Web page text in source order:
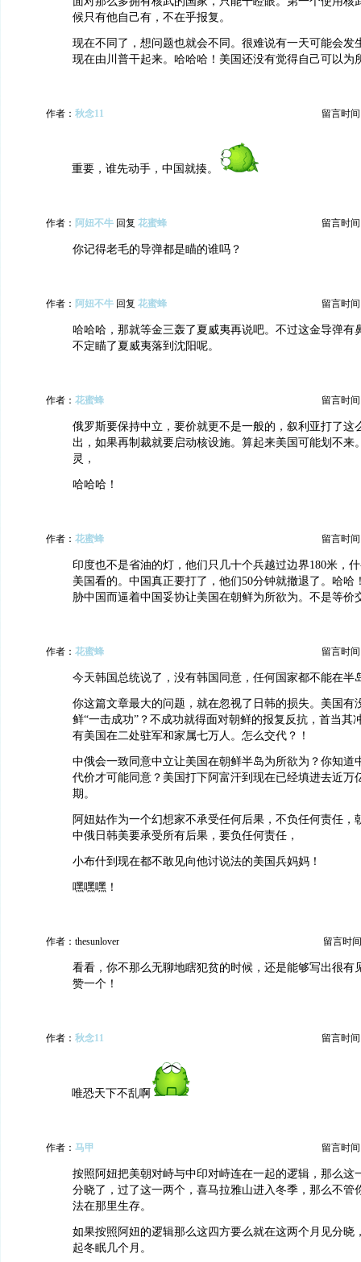
候只有他自己有，不在乎报复。
现在不同了，想问题也就会不同。很难说有一天可能会发
现在由川普干起来。哈哈哈！美国还没有觉得自己可以为
作者： 秋念11 留言时间
重要，谁先动手，中国就揍。
作者： 阿妞不牛 回复 花蜜蜂 留言时间
你记得老毛的导弹都是瞄的谁吗？
作者： 阿妞不牛 回复 花蜜蜂 留言时间
哈哈哈，那就等金三轰了夏威夷再说吧。不过这金导弹有
不定瞄了夏威夷落到沈阳呢。
作者： 花蜜蜂 留言时间
俄罗斯要保持中立，要价就更不是一般的，叙利亚打了这
出，如果再制裁就要启动核设施。算起来美国可能划不来
灵，
哈哈哈！
作者： 花蜜蜂 留言时间
印度也不是省油的灯，他们只几十个兵越过边界180米，
美国看的。中国真正要打了，他们50分钟就撤退了。哈哈
胁中国而逼着中国妥协让美国在朝鲜为所欲为。不是等价
作者： 花蜜蜂 留言时间
今天韩国总统说了，没有韩国同意，任何国家都不能在半
你这篇文章最大的问题，就在忽视了日韩的损失。美国有
鲜“一击成功”？不成功就得面对朝鲜的报复反抗，首当其
有美国在二处驻军和家属七万人。怎么交代？！
中俄会一致同意中立让美国在朝鲜半岛为所欲为？你知道
代价才可能同意？美国打下阿富汗到现在已经填进去近万
期。
阿妞姑作为一个幻想家不承受任何后果，不负任何责任，
中俄日韩美要承受所有后果，要负任何责任，
小布什到现在都不敢见向他讨说法的美国兵妈妈！
嘿嘿嘿！
作者：thesunlover 留言时
看看，你不那么无聊地瞎犯贫的时候，还是能够写出很有
赞一个！
作者： 秋念11 留言时间
唯恐天下不乱啊
作者： 马甲 留言时间
按照阿妞把美朝对峙与中印对峙连在一起的逻辑，那么这
分晓了，过了这一两个，喜马拉雅山进入冬季，那么不管
法在那里生存。
如果按照阿妞的逻辑那么这四方要么就在这两个月见分晓
起冬眠几个月。